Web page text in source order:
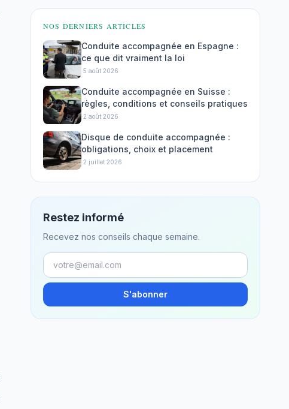
NOS DERNIERS ARTICLES
Conduite accompagnée en Espagne :
ce que dit vraiment la loi
·5 août 2026
Conduite accompagnée en Suisse :
règles, conditions et conseils pratiques
·2 août 2026
Disque de conduite accompagnée :
obligations, choix et placement
·2 juillet 2026
Restez informé
Recevez nos conseils chaque semaine.
S'abonner